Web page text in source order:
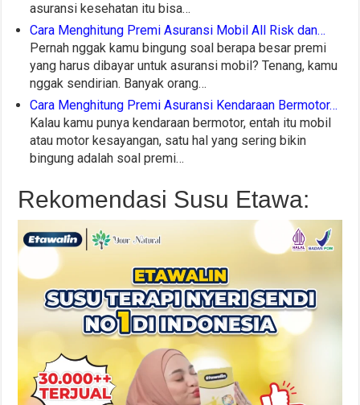
asuransi kesehatan itu bisa…
Cara Menghitung Premi Asuransi Mobil All Risk dan…
Pernah nggak kamu bingung soal berapa besar premi
yang harus dibayar untuk asuransi mobil? Tenang, kamu
nggak sendirian. Banyak orang…
Cara Menghitung Premi Asuransi Kendaraan Bermotor…
Kalau kamu punya kendaraan bermotor, entah itu mobil
atau motor kesayangan, satu hal yang sering bikin
bingung adalah soal premi…
Rekomendasi Susu Etawa: